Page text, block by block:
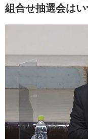
組合せ抽選会は